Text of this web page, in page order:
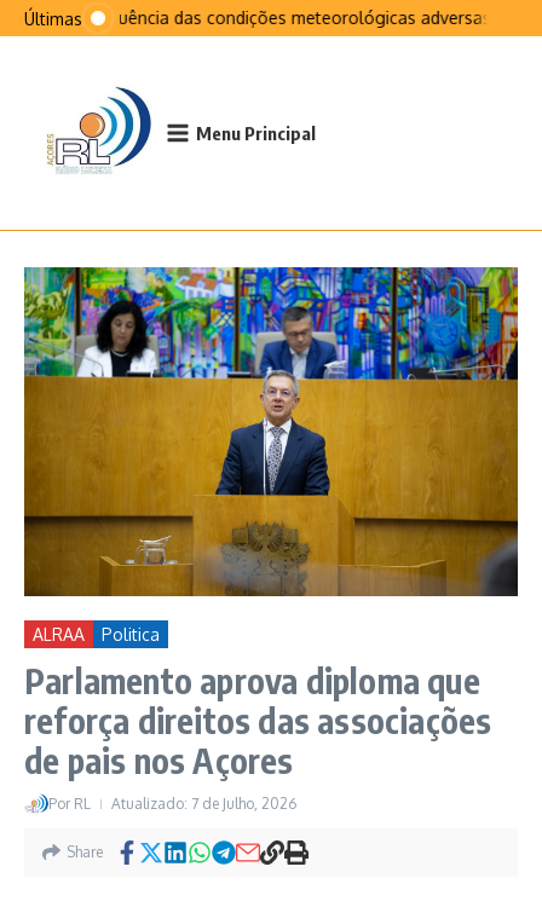
Ir para o conteúdo
ÚltimasNa sequência das condições meteorológicas adversas que
Menu Principal
ALRAA Politica
Parlamento aprova diploma que
reforça direitos das associações
de pais nos Açores
Por RL Atualizado: 7 de Julho, 2026
Share